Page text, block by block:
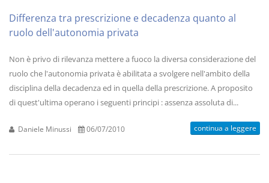
Differenza tra prescrizione e decadenza quanto al
ruolo dell'autonomia privata
Non è privo di rilevanza mettere a fuoco la diversa considerazione del
ruolo che l'autonomia privata è abilitata a svolgere nell'ambito della
disciplina della decadenza ed in quella della prescrizione. A proposito
di quest'ultima operano i seguenti principi : assenza assoluta di...
Daniele Minussi 06/07/2010 continua a leggere